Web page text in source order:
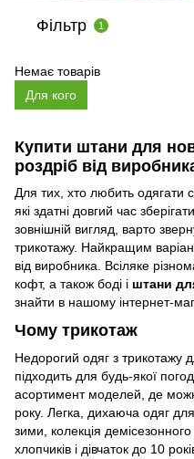
Фільтр 1
Немає товарів
Купити штани для
роздріб від
Для тих, хто любить одягати
які здатні довгий час
зовнішній вигляд, варто
трикотажу. Найкращим
від виробника. Всіляке
кофт, а також боді і штани
знайти в нашому інтернет-
Чому трикотаж
Недорогий одяг з трикотажу
підходить для будь-якої
асортимент моделей, де
року. Легка, дихаюча одяг для
зими, колекція
хлопчиків і дівчаток до 10
Для кого